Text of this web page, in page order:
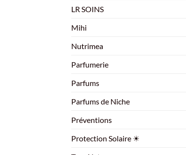
LR SOINS
Mihi
Nutrimea
Parfumerie
Parfums
Parfums de Niche
Préventions
Protection Solaire ☀